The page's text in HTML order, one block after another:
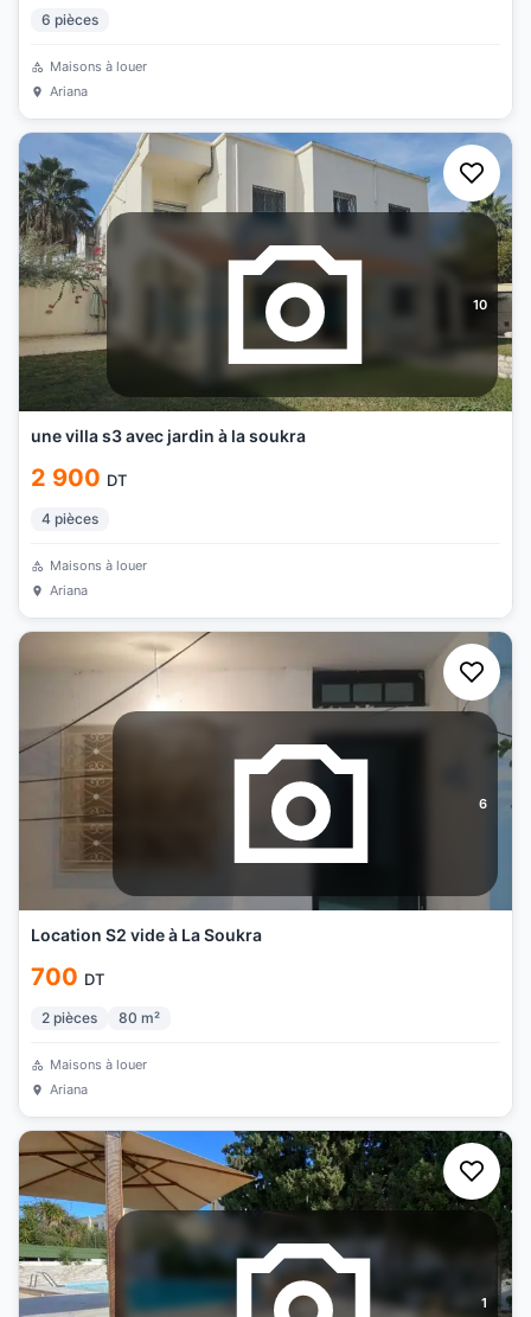
6 pièces
Maisons à louer
Ariana
10
une villa s3 avec jardin à la soukra
2 900 DT
4 pièces
Maisons à louer
Ariana
6
Location S2 vide à La Soukra
700 DT
2 pièces 80 m²
Maisons à louer
Ariana
1